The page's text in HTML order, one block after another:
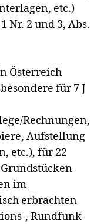
etc.)
Nr. 2 und 3, Abs.
Österreich
für 7 J
Rechnungen,
Aufstellung
etc.), für 22
im
erbrachten
, Rundfunk-